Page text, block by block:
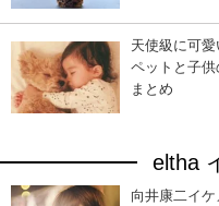
天使級に可
ペットと子
まとめ
eltha
向井康二イケ